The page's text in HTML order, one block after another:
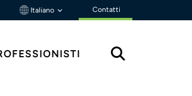
Italiano Contatti